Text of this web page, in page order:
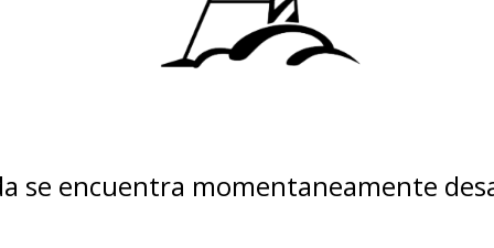
se encuentra momentaneamente